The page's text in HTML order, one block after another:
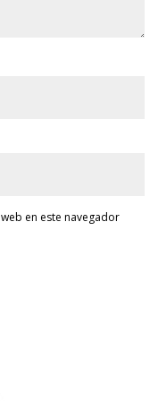
en este navegador